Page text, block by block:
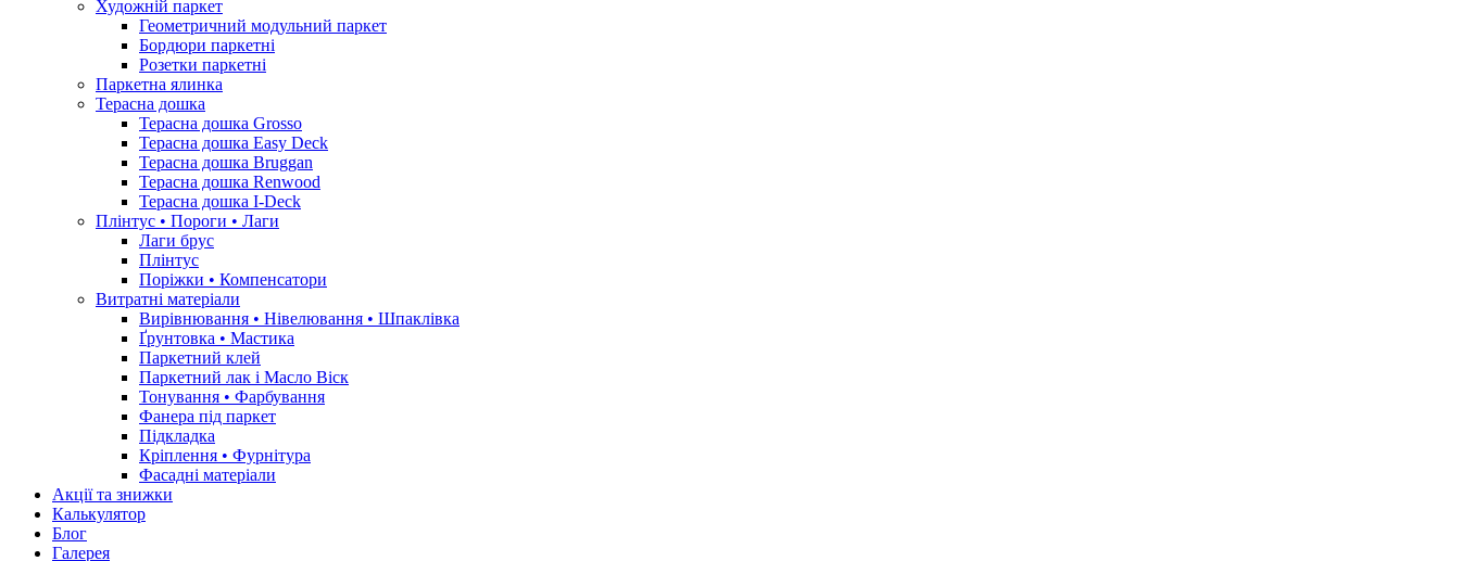
Художній паркет
Геометричний модульний паркет
Бордюри паркетні
Розетки паркетні
Паркетна ялинка
Терасна дошка
Терасна дошка Grosso
Терасна дошка Easy Deck
Терасна дошка Bruggan
Терасна дошка Renwood
Терасна дошка I-Deck
Плінтус • Пороги • Лаги
Лаги брус
Плінтус
Поріжки • Компенсатори
Витратні матеріали
Вирівнювання • Нівелювання • Шпаклівка
Ґрунтовкa • Мастика
Паркетний клей
Паркетний лак і Масло Віск
Тонування • Фарбування
Фанера під паркет
Підкладка
Кріплення • Фурнітура
Фасадні матеріали
Акції та знижки
Калькулятор
Блог
Галерея